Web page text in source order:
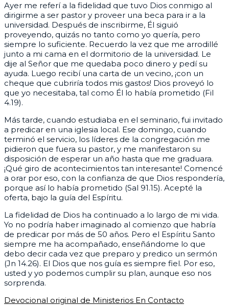
Ayer me referí a la fidelidad que tuvo Dios conmigo al
dirigirme a ser pastor y proveer una beca para ir a la
universidad. Después de inscribirme, Él siguió
proveyendo, quizás no tanto como yo quería, pero
siempre lo suficiente. Recuerdo la vez que me arrodillé
junto a mi cama en el dormitorio de la universidad. Le
dije al Señor que me quedaba poco dinero y pedí su
ayuda. Luego recibí una carta de un vecino, ¡con un
cheque que cubriría todos mis gastos! Dios proveyó lo
que yo necesitaba, tal como Él lo había prometido (Fil
4.19).
Más tarde, cuando estudiaba en el seminario, fui invitado
a predicar en una iglesia local. Ese domingo, cuando
terminó el servicio, los líderes de la congregación me
pidieron que fuera su pastor, y me manifestaron su
disposición de esperar un año hasta que me graduara.
¡Qué giro de acontecimientos tan interesante! Comencé
a orar por eso, con la confianza de que Dios respondería,
porque así lo había prometido (Sal 91.15). Acepté la
oferta, bajo la guía del Espíritu.
La fidelidad de Dios ha continuado a lo largo de mi vida.
Yo no podría haber imaginado al comienzo que habría
de predicar por más de 50 años. Pero el Espíritu Santo
siempre me ha acompañado, enseñándome lo que
debo decir cada vez que preparo y predico un sermón
(Jn 14.26). El Dios que nos guía es siempre fiel. Por eso,
usted y yo podemos cumplir su plan, aunque eso nos
sorprenda.
Devocional original de Ministerios En Contacto